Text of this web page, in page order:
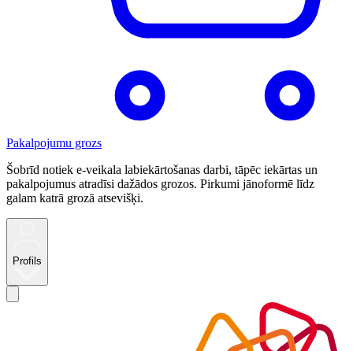
Pakalpojumu grozs
Šobrīd notiek e-veikala labiekārtošanas darbi, tāpēc iekārtas un
pakalpojumus atradīsi dažādos grozos. Pirkumi jānoformē līdz
galam katrā grozā atsevišķi.
Profils